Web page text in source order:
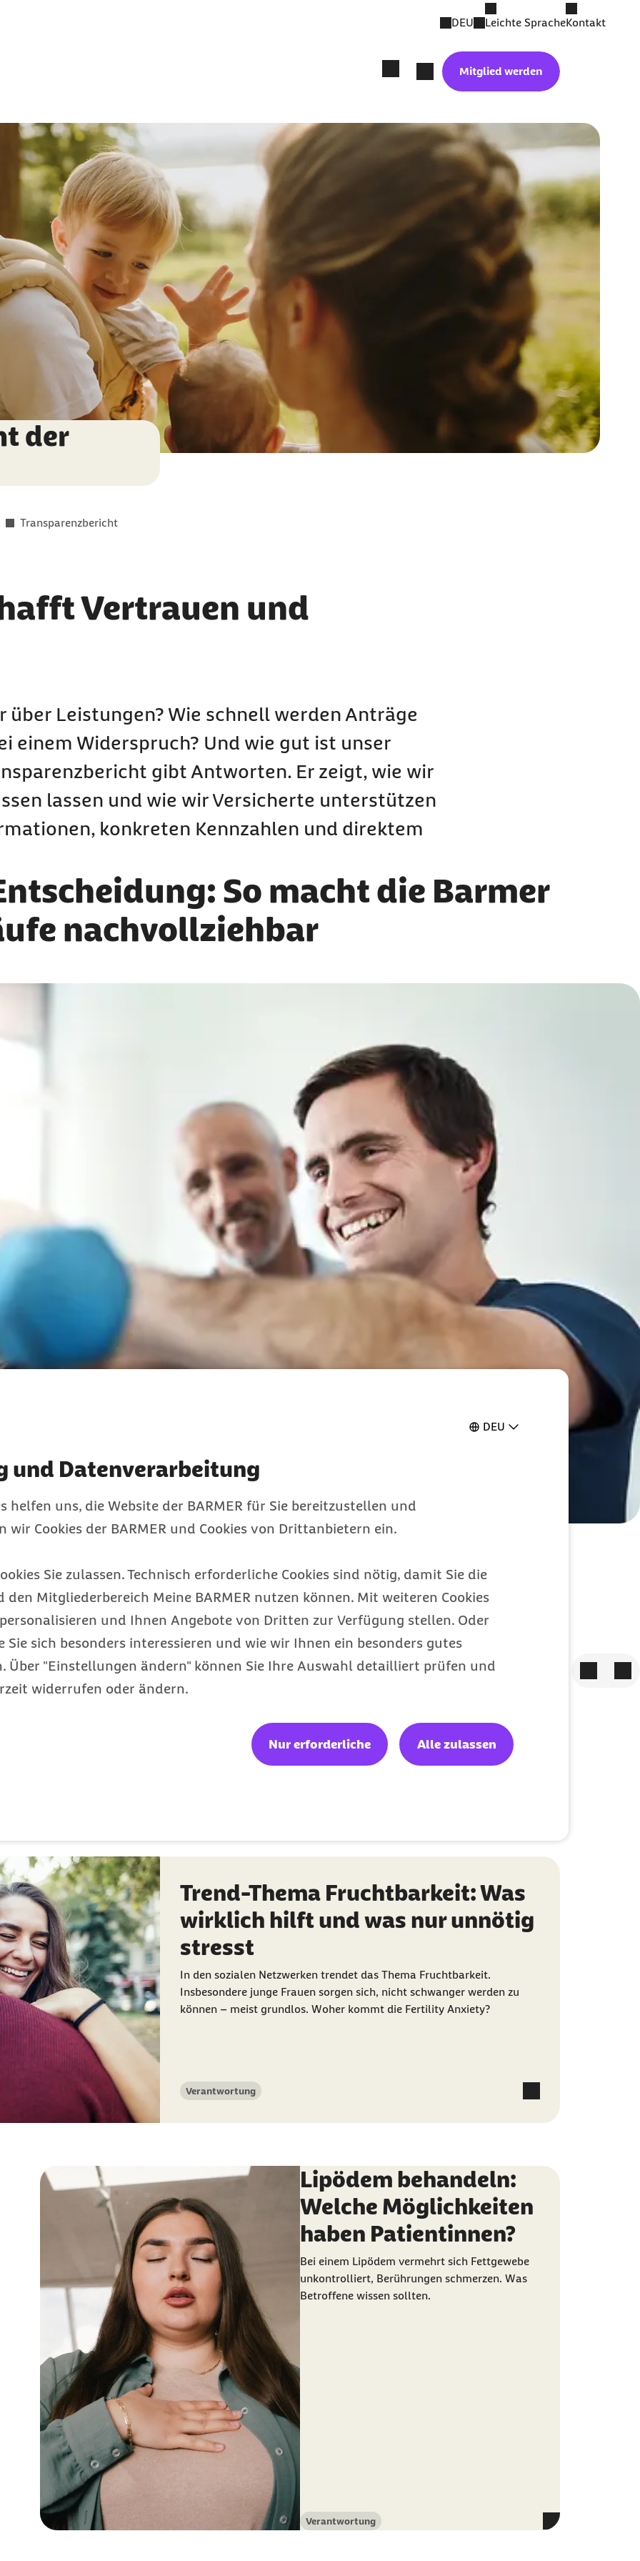
DEU
und Datenverarbeitung
helfen uns, die Website der BARMER für Sie bereitzustellen und
wir Cookies der BARMER und Cookies von Drittanbietern ein.
Sie zulassen. Technisch erforderliche Cookies sind nötig, damit Sie die
Mitgliederbereich Meine BARMER nutzen können. Mit weiteren Cookies
und Ihnen Angebote von Dritten zur Verfügung stellen. Oder
sich besonders interessieren und wie wir Ihnen ein besonders gutes
Über "Einstellungen ändern" können Sie Ihre Auswahl detailliert prüfen und
widerrufen oder ändern.
Nur erforderliche Alle zulassen
DEU Leichte SpracheKontakt
Mitglied werden
der
Transparenzbericht
Vertrauen und
über Leistungen? Wie schnell werden Anträge
einem Widerspruch? Und wie gut ist unser
gibt Antworten. Er zeigt, wie wir
lassen und wie wir Versicherte unterstützen
konkreten Kennzahlen und direktem
So macht die Barmer
nachvollziehbar
Die Rehabilitation will diese wiederherstellen. Die Barmer unterstützt beides.
Orientierung: Verständliche
bessere Entscheidungen
Trend-Thema Fruchtbarkeit: Was
wirklich hilft und was nur unnötig
stresst
In den sozialen Netzwerken trendet das Thema Fruchtbarkeit.
Insbesondere junge Frauen sorgen sich, nicht schwanger werden zu
können – meist grundlos. Woher kommt die Fertility Anxiety?
Kategorie
Verantwortung
Lipödem behandeln:
Welche Möglichkeiten
haben Patientinnen?
Bei einem Lipödem vermehrt sich Fettgewebe
unkontrolliert, Berührungen schmerzen. Was
Betroffene wissen sollten.
Kategorie
Verantwortung